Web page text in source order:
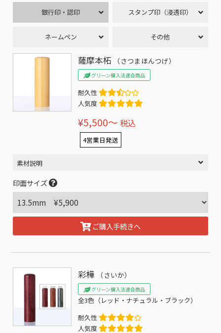
銀行印・認印 スタンプ印（浸透印）
ネームペン その他
薩摩本柘 （さつまほんつげ）
グリーン購入法適合商品
耐久性
人気度
¥5,500〜 税込
4営業日発送
素材説明
印面サイズ
ご購入手続きへ
彩樺 （さいか）
グリーン購入法適合商品
全3色（レッド・ナチュラル・ブラック）
耐久性
人気度